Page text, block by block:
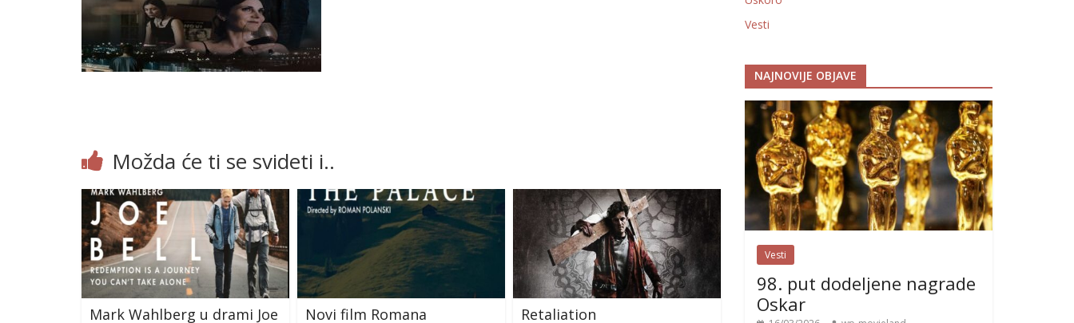
Možda će ti se svideti i..
Mark Wahlberg u drami Joe
Novi film Romana
Retaliation
Vesti
NAJNOVIJE OBJAVE
Vesti
98. put dodeljene nagrade
Oskar